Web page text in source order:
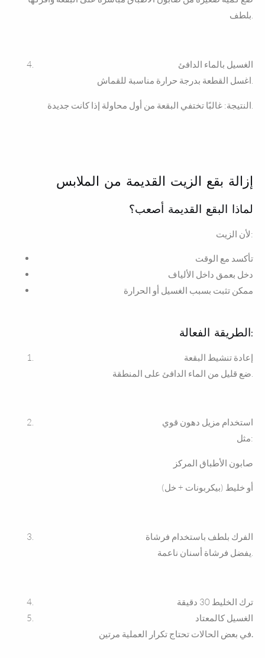
بلطف.
الغسيل بالماء الدافئ
اغسل القطعة بدرجة حرارة مناسبة للقماش.
إزالة بقع الزيت القديمة من الملابس
لماذا البقع القديمة أصعب؟
لأن الزيت:
تأكسد مع الوقت
دخل بعمق داخل الألياف
ممكن تثبت بسبب الغسيل أو الحرارة
الطريقة الفعالة:
إعادة تنشيط البقعة
استخدام مزيل دهون قوي
مثل:
صابون الأطباق المركز
أو خليط (بيكربونات + خل)
الفرك بلطف باستخدام فرشاة
يفضل فرشاة أسنان ناعمة.
ترك الخليط 30 دقيقة
الغسيل كالمعتاد
في بعض الحالات تحتاج تكرار العملية مرتين .